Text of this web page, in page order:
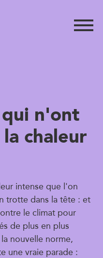
n'ont
chaleur
intense que l'on
trotte dans la tête : et
le climat pour
de plus en plus
nouvelle norme,
une vraie parade :